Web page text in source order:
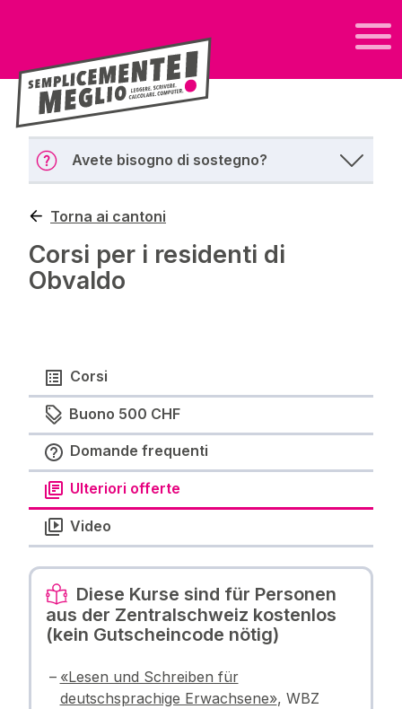
Avete bisogno di sostegno?
Torna ai cantoni
Corsi per i residenti di
Obvaldo
Corsi
Buono 500 CHF
Domande frequenti
Ulteriori offerte
Video
Diese Kurse sind für Personen
aus der Zentralschweiz kostenlos
(kein Gutscheincode nötig)
«Lesen und Schreiben für
deutschsprachige Erwachsene», WBZ